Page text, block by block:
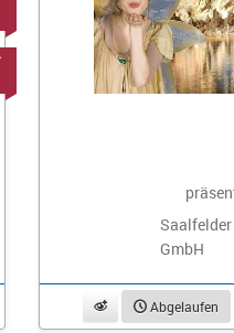
GmbH
beobachtenAbgelaufen